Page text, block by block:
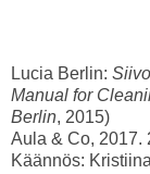
Lucia Berlin:
Manual for
Berlin, 2015)
Aula & Co, 2017.
Käännös: